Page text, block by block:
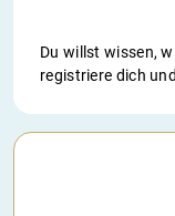
Du willst wissen,
registriere dich